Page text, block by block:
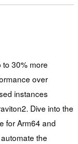
to 30% more
over
instances
Dive into the
for Arm64 and
the